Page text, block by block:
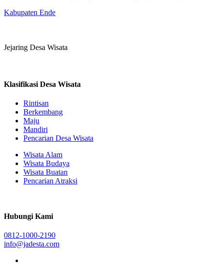
Kabupaten Ende
Jejaring Desa Wisata
Klasifikasi Desa Wisata
Rintisan
Berkembang
Maju
Mandiri
Pencarian Desa Wisata
Wisata Alam
Wisata Budaya
Wisata Buatan
Pencarian Atraksi
Hubungi Kami
0812-1000-2190
info@jadesta.com